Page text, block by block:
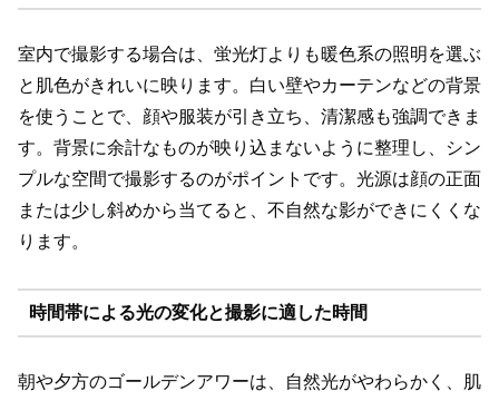
室内で撮影する場合は、蛍光灯よりも暖色系の照明を選ぶ
と肌色がきれいに映ります。白い壁やカーテンなどの背景
を使うことで、顔や服装が引き立ち、清潔感も強調できま
す。背景に余計なものが映り込まないように整理し、シン
プルな空間で撮影するのがポイントです。光源は顔の正面
または少し斜めから当てると、不自然な影ができにくくな
ります。
時間帯による光の変化と撮影に適した時間
朝や夕方のゴールデンアワーは、自然光がやわらかく、肌